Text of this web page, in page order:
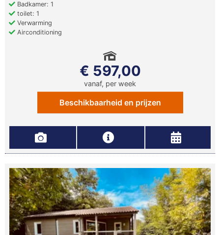
Badkamer: 1
toilet: 1
Verwarming
Airconditioning
€ 597,00
vanaf, per week
Beschikbaarheid en prijzen